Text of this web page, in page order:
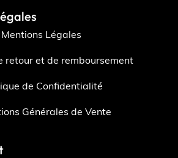
Mentions Légales
retour et de remboursement
de Confidentialité
Générales de Vente